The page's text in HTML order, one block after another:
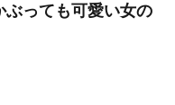
ぶっても可愛い女の